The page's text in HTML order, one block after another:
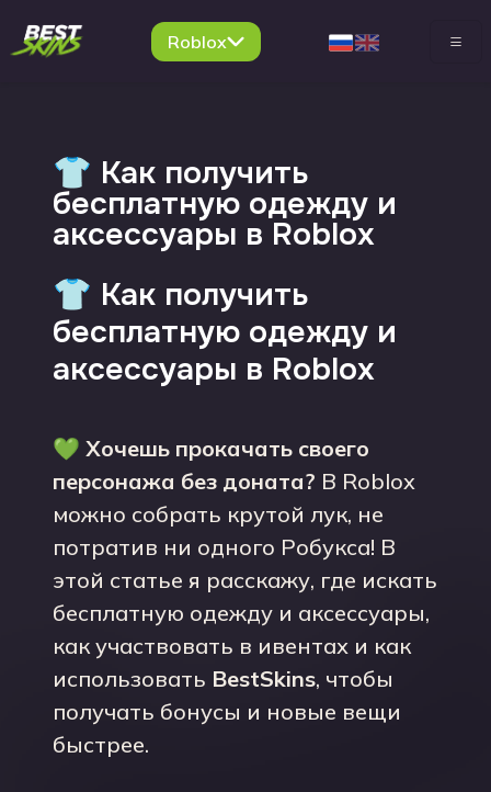
Roblox
👕 Как получить
бесплатную одежду и
аксессуары в Roblox
👕 Как получить
бесплатную одежду и
аксессуары в Roblox
💚 Хочешь прокачать своего
персонажа без доната? В Roblox
можно собрать крутой лук, не
потратив ни одного Робукса! В
этой статье я расскажу, где искать
бесплатную одежду и аксессуары,
как участвовать в ивентах и как
использовать BestSkins, чтобы
получать бонусы и новые вещи
быстрее.